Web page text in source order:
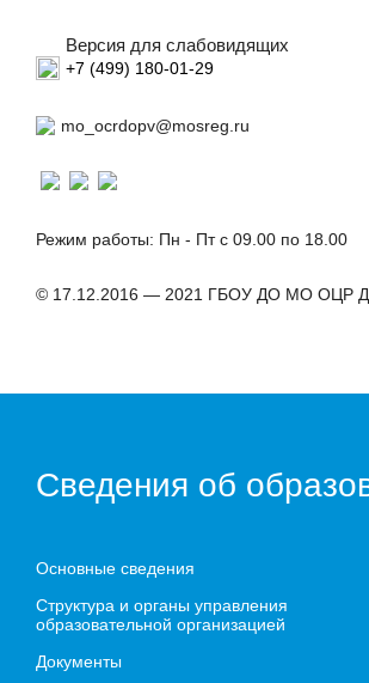
Версия для слабовидящих
+7 (499) 180-01-29
mo_ocrdopv@mosreg.ru
Режим работы: Пн - Пт с 09.00 по 18.00
© 17.12.2016 — 2021 ГБОУ ДО МО ОЦР
Сведения об
Основные сведения
Структура и органы управления
образовательной организацией
Документы